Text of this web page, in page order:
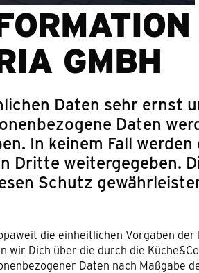
GMBH
Daten sehr ernst
Daten
In keinem Fall
Dritte weitergegeben.
Schutz
die einheitlichen Vorgaben
Dich über die durch die
Daten nach Maßgabe